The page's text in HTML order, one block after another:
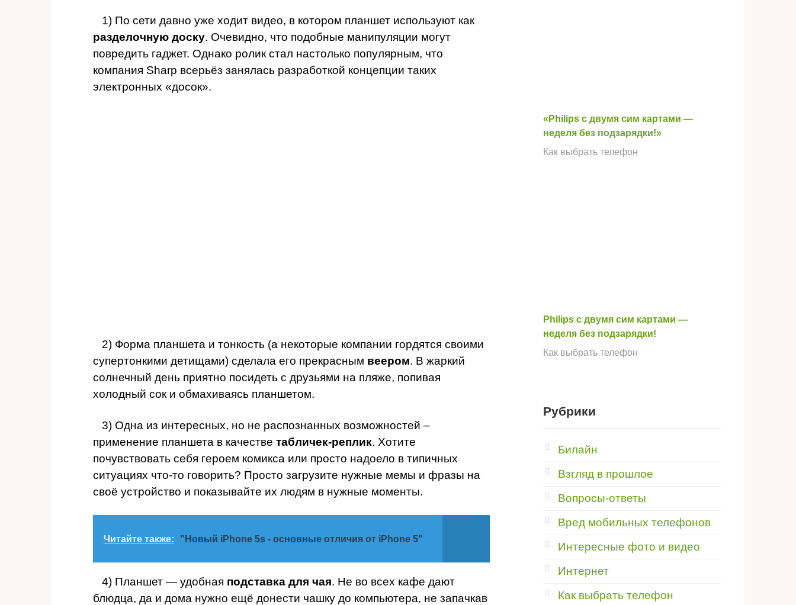
1) По сети давно уже ходит видео, в котором планшет используют как
разделочную доску. Очевидно, что подобные манипуляции могут
повредить гаджет. Однако ролик стал настолько популярным, что
компания Sharp всерьёз занялась разработкой концепции таких
электронных «досок».
2) Форма планшета и тонкость (а некоторые компании гордятся своими
супертонкими детищами) сделала его прекрасным веером. В жаркий
солнечный день приятно посидеть с друзьями на пляже, попивая
холодный сок и обмахиваясь планшетом.
3) Одна из интересных, но не распознанных возможностей –
применение планшета в качестве табличек-реплик. Хотите
почувствовать себя героем комикса или просто надоело в типичных
ситуациях что-то говорить? Просто загрузите нужные мемы и фразы на
своё устройство и показывайте их людям в нужные моменты.
Читайте также: "Новый iPhone 5s - основные отличия от iPhone 5"
4) Планшет — удобная подставка для чая. Не во всех кафе дают
блюдца, да и дома нужно ещё донести чашку до компьютера, не запачкав
«Philips с двумя сим картами —
неделя без подзарядки!»
Как выбрать телефон
Philips с двумя сим картами —
неделя без подзарядки!
Как выбрать телефон
Рубрики
Билайн
Взгляд в прошлое
Вопросы-ответы
Вред мобильных телефонов
Интересные фото и видео
Интернет
Как выбрать телефон